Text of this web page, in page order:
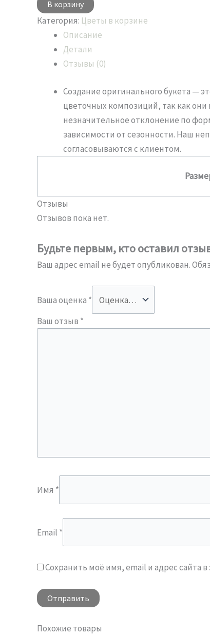
В корзину
Категория: Цветы в корзине
Описание
Детали
Отзывы (0)
Создание оригинального букета —
цветочных композиций, так как
незначительное отклонение по
зависимости от сезонности. Наш
согласовываются с клиентом.
Отзывы
Отзывов пока нет.
Будьте первым, кто оставил
Ваш адрес email не будет опубликован.
Ваша оценка *
Ваш отзыв *
Имя *
Email *
Сохранить моё имя, email и адрес сайта
Похожие товары